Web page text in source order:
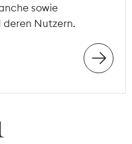
sowie
Nutzern.